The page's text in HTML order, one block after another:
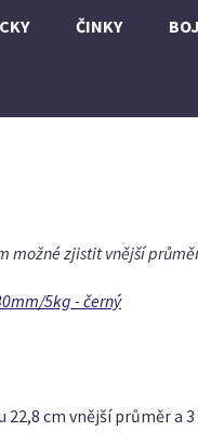
ČINKY
možné zjistit vnější
5kg - černý
22,8 cm vnější průměr a